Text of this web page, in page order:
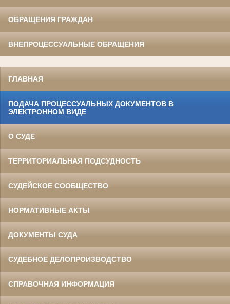
ОБРАЩЕНИЯ ГРАЖДАН
ВНЕПРОЦЕССУАЛЬНЫЕ ОБРАЩЕНИЯ
ГЛАВНАЯ
ПОДАЧА ПРОЦЕССУАЛЬНЫХ ДОКУМЕНТОВ В
ЭЛЕКТРОННОМ ВИДЕ
О СУДЕ
ТЕРРИТОРИАЛЬНАЯ ПОДСУДНОСТЬ
СУДЕЙСКОЕ СООБЩЕСТВО
НОРМАТИВНЫЕ АКТЫ
ДОКУМЕНТЫ СУДА
СУДЕБНОЕ ДЕЛОПРОИЗВОДСТВО
СПРАВОЧНАЯ ИНФОРМАЦИЯ